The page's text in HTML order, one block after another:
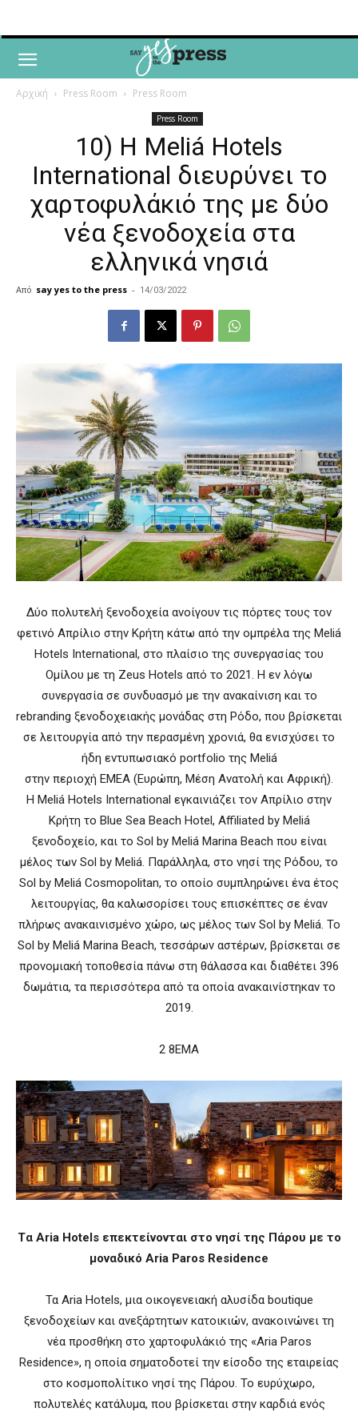
Αρχική Press Room Press Room
Press Room
10) H Meliá Hotels
International διευρύνει το
χαρτοφυλάκιό της με δύο
νέα ξενοδοχεία στα
ελληνικά νησιά
Από say yes to the press - 14/03/2022
Δύο πολυτελή ξενοδοχεία ανοίγουν τις πόρτες τους τον
φετινό Απρίλιο στην Κρήτη κάτω από την ομπρέλα της Meliá
Hotels International, στο πλαίσιο της συνεργασίας του
Ομίλου με τη Zeus Hotels από το 2021. Η εν λόγω
συνεργασία σε συνδυασμό με την ανακαίνιση και το
rebranding ξενοδοχειακής μονάδας στη Ρόδο, που βρίσκεται
σε λειτουργία από την περασμένη χρονιά, θα ενισχύσει το
ήδη εντυπωσιακό portfolio της Meliá
στην περιοχή EMEA (Ευρώπη, Μέση Ανατολή και Αφρική).
H Meliá Hotels International εγκαινιάζει τον Απρίλιο στην
Κρήτη το Blue Sea Beach Hotel, Affiliated by Meliá
ξενοδοχείο, και το Sol by Meliá Marina Beach που είναι
μέλος των Sol by Meliá. Παράλληλα, στο νησί της Ρόδου, το
Sol by Meliá Cosmopolitan, το οποίο συμπληρώνει ένα έτος
λειτουργίας, θα καλωσορίσει τους επισκέπτες σε έναν
πλήρως ανακαινισμένο χώρο, ως μέλος των Sol by Meliá. Το
Sol by Meliá Marina Beach, τεσσάρων αστέρων, βρίσκεται σε
προνομιακή τοποθεσία πάνω στη θάλασσα και διαθέτει 396
δωμάτια, τα περισσότερα από τα οποία ανακαινίστηκαν το
2019.
2 8EMA
Tα Aria Hotels επεκτείνονται στο νησί της Πάρου με το
μοναδικό Αria Paros Residence
Τα Aria Hotels, μια οικογενειακή αλυσίδα boutique
ξενοδοχείων και ανεξάρτητων κατοικιών, ανακοινώνει τη
νέα προσθήκη στο χαρτοφυλάκιό της «Aria Paros
Residence», η οποία σηματοδοτεί την είσοδο της εταιρείας
στο κοσμοπολίτικο νησί της Πάρου. Το ευρύχωρο,
πολυτελές κατάλυμα, που βρίσκεται στην καρδιά ενός